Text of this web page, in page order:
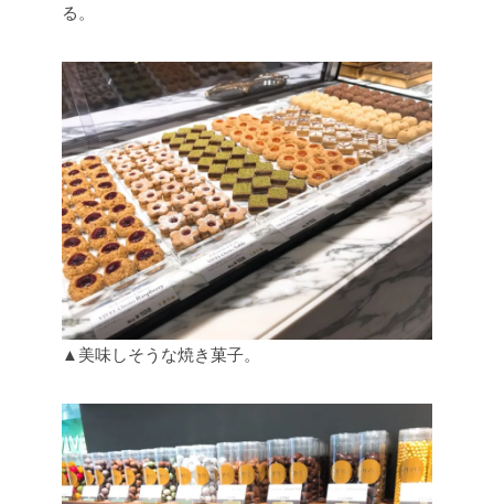
る。
▲美味しそうな焼き菓子。